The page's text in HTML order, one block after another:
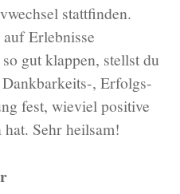
stattfinden.
Erlebnisse
gut klappen, stellst du
, Erfolgs-
fest, wieviel positive
Sehr heilsam!